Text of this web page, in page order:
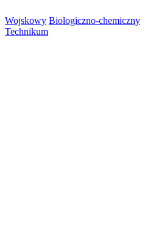
Wojskowy Biologiczno-chemiczny
Technikum